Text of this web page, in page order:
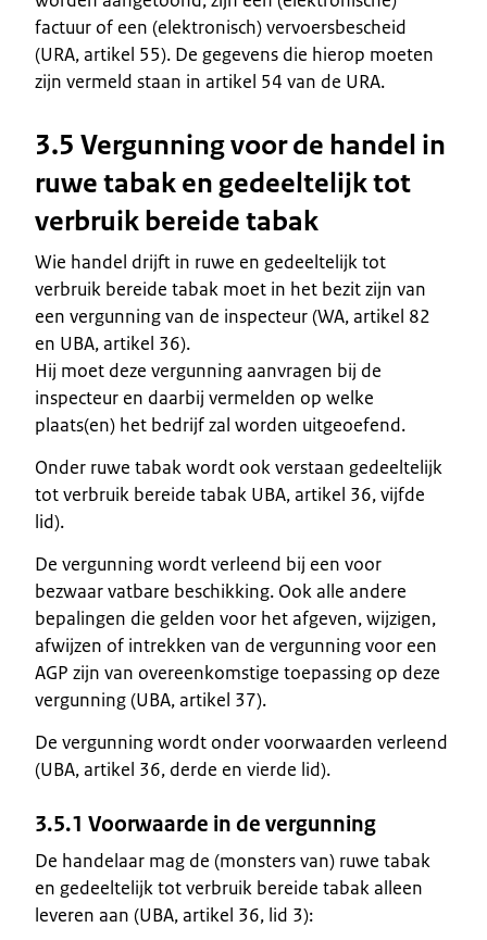
factuur of een (elektronisch) vervoersbescheid
(URA, artikel 55). De gegevens die hierop moeten
zijn vermeld staan in artikel 54 van de URA.
3.5 Vergunning voor de handel in
ruwe tabak en gedeeltelijk tot
verbruik bereide tabak
Wie handel drijft in ruwe en gedeeltelijk tot
verbruik bereide tabak moet in het bezit zijn van
een vergunning van de inspecteur (WA, artikel 82
en UBA, artikel 36).
Hij moet deze vergunning aanvragen bij de
inspecteur en daarbij vermelden op welke
plaats(en) het bedrijf zal worden uitgeoefend.
Onder ruwe tabak wordt ook verstaan gedeeltelijk
tot verbruik bereide tabak UBA, artikel 36, vijfde
lid).
De vergunning wordt verleend bij een voor
bezwaar vatbare beschikking. Ook alle andere
bepalingen die gelden voor het afgeven, wijzigen,
afwijzen of intrekken van de vergunning voor een
AGP zijn van overeenkomstige toepassing op deze
vergunning (UBA, artikel 37).
De vergunning wordt onder voorwaarden verleend
(UBA, artikel 36, derde en vierde lid).
3.5.1 Voorwaarde in de vergunning
De handelaar mag de (monsters van) ruwe tabak
en gedeeltelijk tot verbruik bereide tabak alleen
leveren aan (UBA, artikel 36, lid 3):